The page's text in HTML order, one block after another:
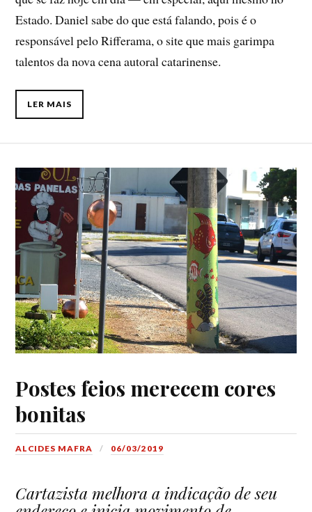
Estado. Daniel sabe do que está falando, pois é o
responsável pelo Rifferama, o site que mais garimpa
talentos da nova cena autoral catarinense.
LER MAIS
Postes feios merecem cores
bonitas
ALCIDES MAFRA 06/03/2019
Cartazista melhora a indicação de seu